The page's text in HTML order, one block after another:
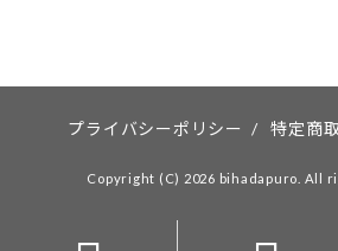
プライバシーポリシー / 特定商
Copyright (C) 2026 bihadapuro. All